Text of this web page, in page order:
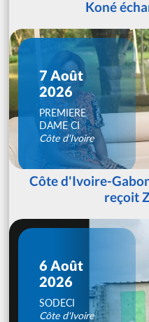
Koné
7 Août
2026
PREMIERE
DAME CI
Côte d'Ivoire
Côte d'Ivoire-
reçoit
6 Août
2026
SODECI
Côte d'Ivoire